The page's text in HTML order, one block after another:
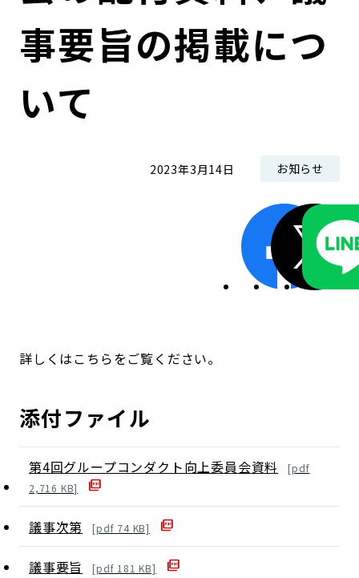
ローカル共創イニシアティブ
IRニュース
環境
事要旨の掲載につ
いて
2023年3月14日 お知らせ
詳しくはこちらをご覧ください。
添付ファイル
第4回グループコンダクト向上委員会資料 [pdf
2,716 KB]
議事次第 [pdf 74 KB]
議事要旨 [pdf 181 KB]